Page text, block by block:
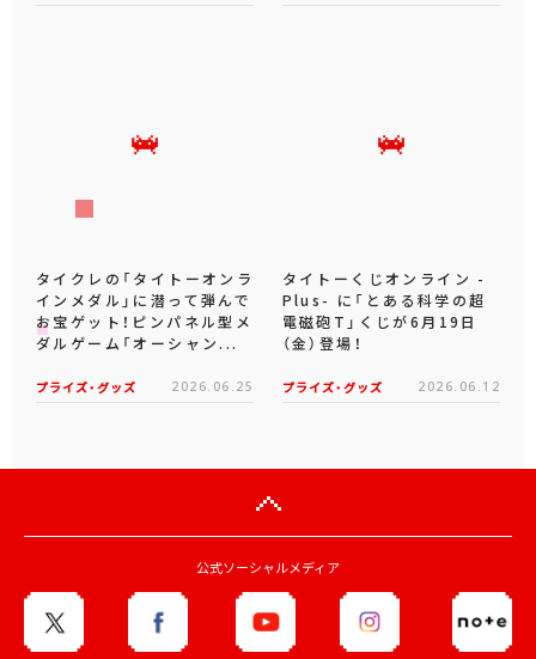
タイクレの「タイトーオンラ
インメダル」に潜って弾んで
お宝ゲット！ピンパネル型メ
ダルゲーム「オーシャン...
プライズ・グッズ 2026.06.25
タイトーくじオンライン -
Plus- に「とある科学の超
電磁砲T」くじが6月19日
（金）登場！
プライズ・グッズ 2026.06.12
公式ソーシャルメディア